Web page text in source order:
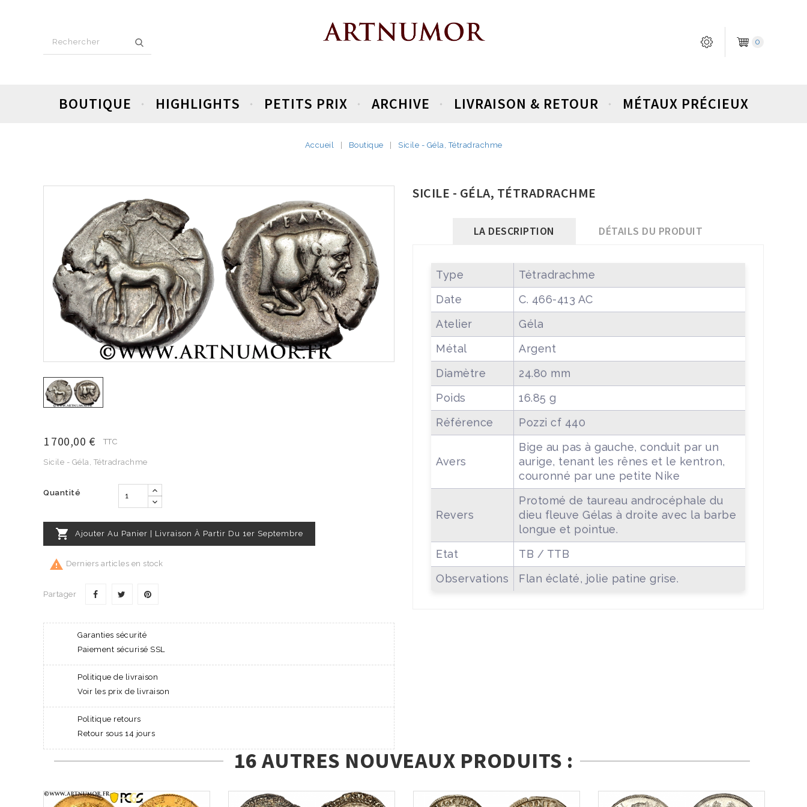
0
BOUTIQUE HIGHLIGHTS PETITS PRIX ARCHIVE LIVRAISON & RETOUR MÉTAUX PRÉCIEUX
Accueil Boutique Sicile - Géla, Tétradrachme
1 700,00 € TTC
Sicile - Géla, Tétradrachme
Quantité
 Ajouter Au Panier | Livraison À Partir Du 1er Septembre
 Derniers articles en stock
Partager
Garanties sécurité
Paiement sécurisé SSL
Politique de livraison
Voir les prix de livraison
Politique retours
Retour sous 14 jours
SICILE - GÉLA, TÉTRADRACHME
LA DESCRIPTION DÉTAILS DU PRODUIT
Type
Tétradrachme
Date
C. 466-413 AC
Atelier
Géla
Métal
Argent
Diamètre
24.80 mm
Poids
16.85 g
Référence
Pozzi cf 440
Avers
Bige au pas à gauche, conduit par un
aurige, tenant les rênes et le kentron,
couronné par une petite Nike
Revers
Protomé de taureau androcéphale du
dieu fleuve Gélas à droite avec la barbe
longue et pointue.
Etat
TB / TTB
Observations
Flan éclaté, jolie patine grise.
16 AUTRES NOUVEAUX PRODUITS :